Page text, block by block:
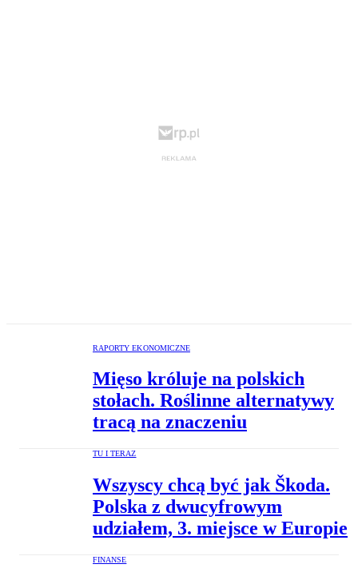
RAPORTY EKONOMICZNE
Mięso króluje na polskich
stołach. Roślinne alternatywy
tracą na znaczeniu
TU I TERAZ
Wszyscy chcą być jak Škoda.
Polska z dwucyfrowym
udziałem, 3. miejsce w Europie
FINANSE